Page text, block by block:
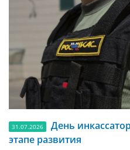
31.07.2026
День
этапе развития